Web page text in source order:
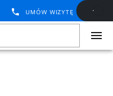
UMÓW WIZYTĘ